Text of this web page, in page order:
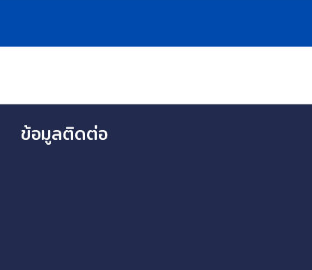
ข้อมูลติดต่อ